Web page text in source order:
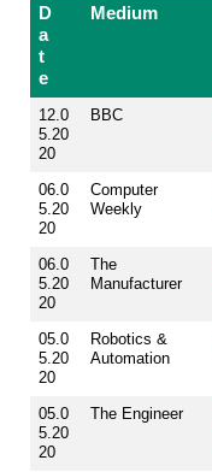
D
a
t
e
Medium
12.0
5.20
20
BBC
06.0
5.20
20
Computer
Weekly
06.0
5.20
20
The
Manufacturer
05.0
5.20
20
Robotics &
Automation
05.0
5.20
20
The Engineer